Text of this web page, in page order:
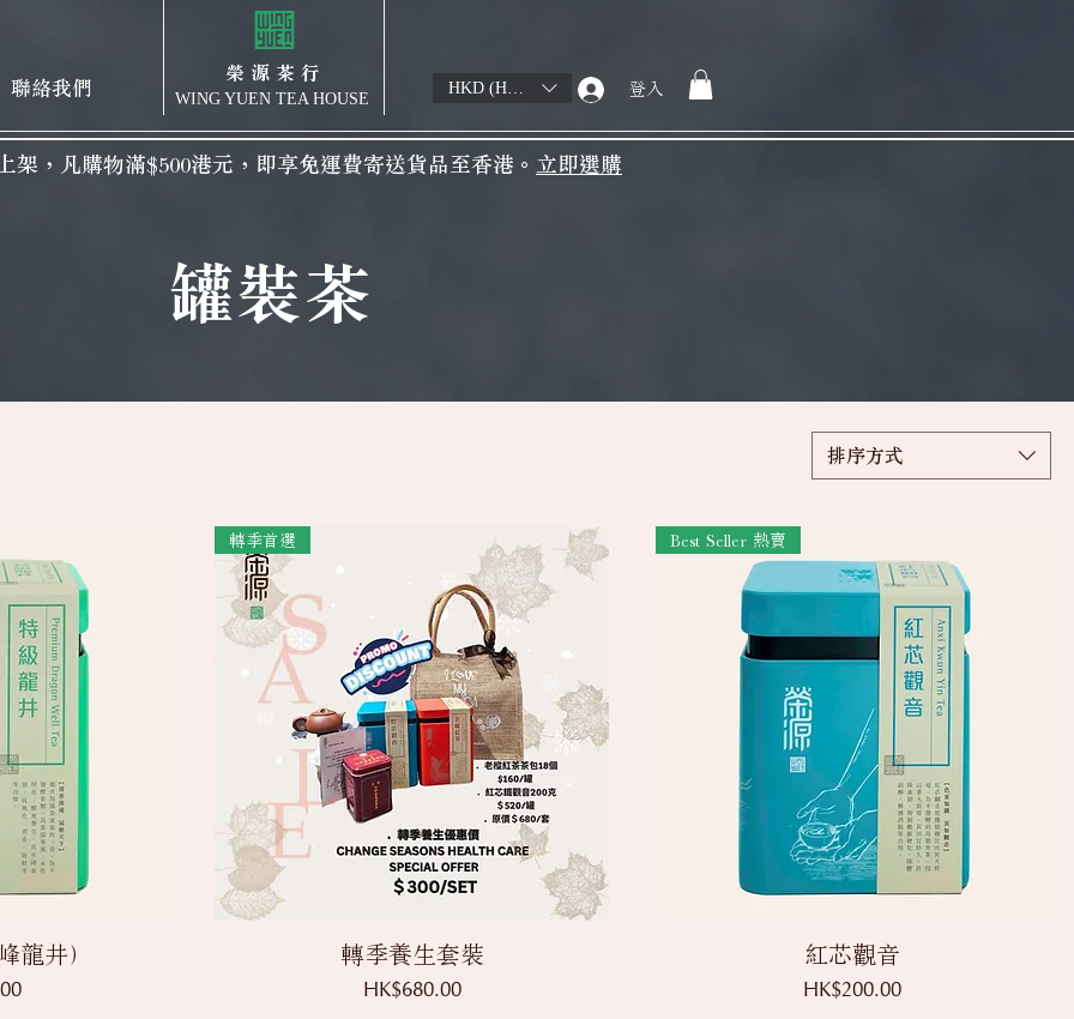
聯絡我們
榮 源 茶 行
WING YUEN TEA HOUSE
登入
HKD (HK$)
架，凡購物滿$500港元，即享免運費寄送貨品至香港。 立即選購
​罐裝茶
排序方式
龍井）
快速瀏覽
轉季首選
轉季養生套裝
價格
HK$680.00
快速瀏覽
Best Seller 熱賣
紅芯觀音
價格
HK$200.00